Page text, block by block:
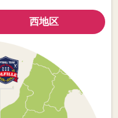
西地区